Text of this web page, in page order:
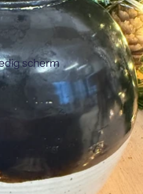
scherm